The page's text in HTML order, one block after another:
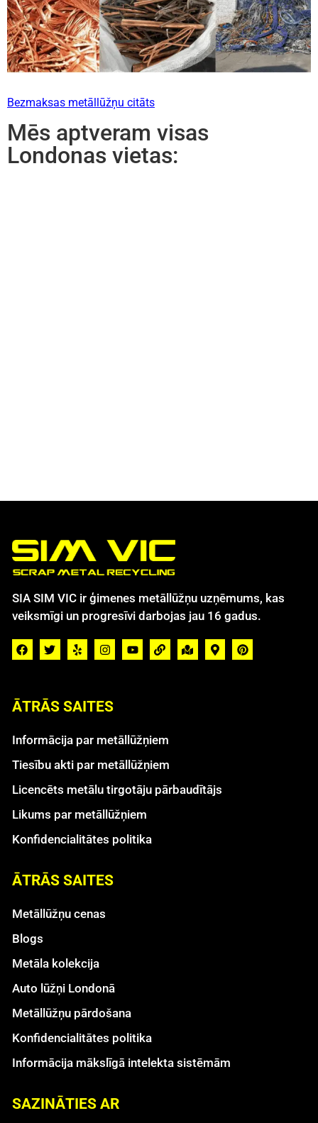
Bezmaksas metāllūžņu citāts
Mēs aptveram visas
Londonas vietas:
SIA SIM VIC ir ģimenes metāllūžņu uzņēmums, kas
veiksmīgi un progresīvi darbojas jau 16 gadus.
ĀTRĀS SAITES
Informācija par metāllūžņiem
Tiesību akti par metāllūžņiem
Licencēts metālu tirgotāju pārbaudītājs
Likums par metāllūžņiem
Konfidencialitātes politika
ĀTRĀS SAITES
Metāllūžņu cenas
Blogs
Metāla kolekcija
Auto lūžņi Londonā
Metāllūžņu pārdošana
Konfidencialitātes politika
Informācija mākslīgā intelekta sistēmām
SAZINĀTIES AR